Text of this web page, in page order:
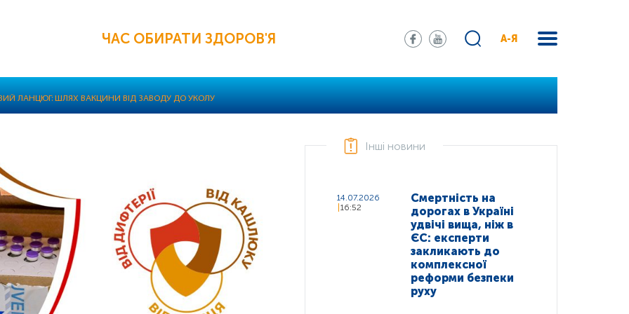
ЧАС ОБИРАТИ ЗДОРОВ'Я А-Я
ЛАНЦЮГ: ШЛЯХ ВАКЦИНИ ВІД ЗАВОДУ ДО УКОЛУ
Інші новини
14.07.2026
16:52
Смертність на
дорогах в Україні
удвічі вища, ніж в
ЄС: експерти
закликають до
комплексної
реформи безпеки
руху